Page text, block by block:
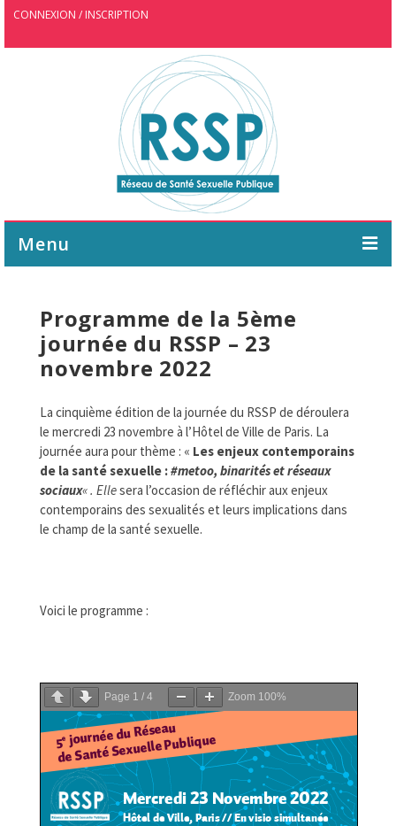
CONNEXION / INSCRIPTION
Menu
AGENDA
WEBINAIRE
FORMATIONS
DOCUMENTATION
PARTENAIRES
LA JOURNÉE DU RSSP
Programme de la 5ème
journée du RSSP – 23
novembre 2022
La cinquième édition de la journée du RSSP de déroulera
le mercredi 23 novembre à l’Hôtel de Ville de Paris. La
journée aura pour thème : « Les enjeux contemporains
de la santé sexuelle :#metoo, binarités et réseaux
sociaux« . Ellesera l’occasion de réfléchir aux enjeux
contemporains des sexualités et leurs implications dans
le champ de la santé sexuelle.
Voici le programme :
Page 1 / 4 Zoom 100%